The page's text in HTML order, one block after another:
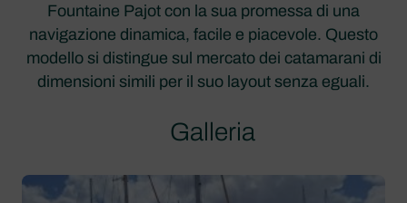
Fountaine Pajot con la sua promessa di una
navigazione dinamica, facile e piacevole. Questo
modello si distingue sul mercato dei catamarani di
dimensioni simili per il suo layout senza eguali.
Galleria